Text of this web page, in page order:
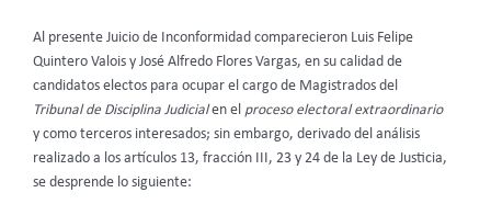
Al presente Juicio de Inconformidad comparecieron Luis Felipe
Quintero Valois y José Alfredo Flores Vargas, en su calidad de
candidatos electos para ocupar el cargo de Magistrados del
Tribunal de Disciplina Judicialen el proceso electoral extraordinario
y como terceros interesados; sin embargo, derivado del análisis
realizado a los artículos 13, fracción III, 23 y 24 de la Ley de Justicia,
se desprende lo siguiente: